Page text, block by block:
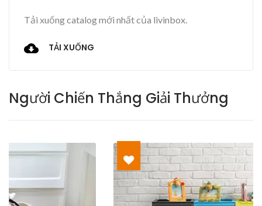
Tải xuống catalog mới nhất của livinbox.
TẢI XUỐNG
Người Chiến Thắng Giải Thưởng